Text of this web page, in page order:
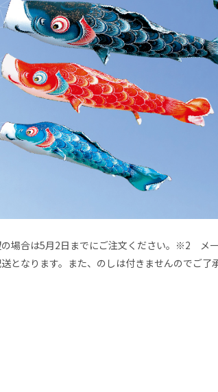
場合は5月2日までにご注文ください。※2 メ
となります。また、のしは付きませんのでご了